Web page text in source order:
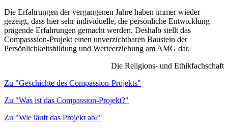
Die Erfahrungen der vergangenen Jahre haben immer wieder
gezeigt, dass hier sehr individuelle, die persönliche Entwicklung
prägende Erfahrungen gemacht werden. Deshalb stellt das
Compasssion-Projekt einen unverzichtbaren Baustein der
Persönlichkeitsbildung und Werteerziehung am AMG dar.
Die Religions- und Ethikfachschaft
Zu "Geschichte des Compassion-Projekts"
Zu "Was ist das Compassion-Projekt?"
Zu "Wie läuft das Projekt ab?"